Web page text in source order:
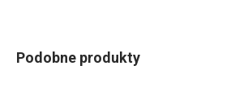
Podobne produkty